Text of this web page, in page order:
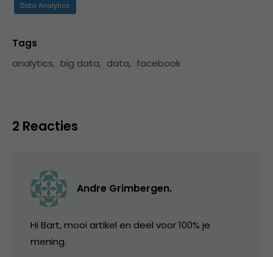
Data Analytics
Tags
analytics, big data, data, facebook
2 Reacties
Andre Grimbergen.
Hi Bart, mooi artikel en deel voor 100% je
mening.